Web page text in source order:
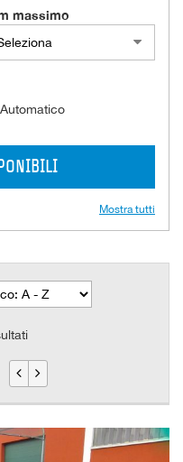
massimo
Automatico
Mostra tutti